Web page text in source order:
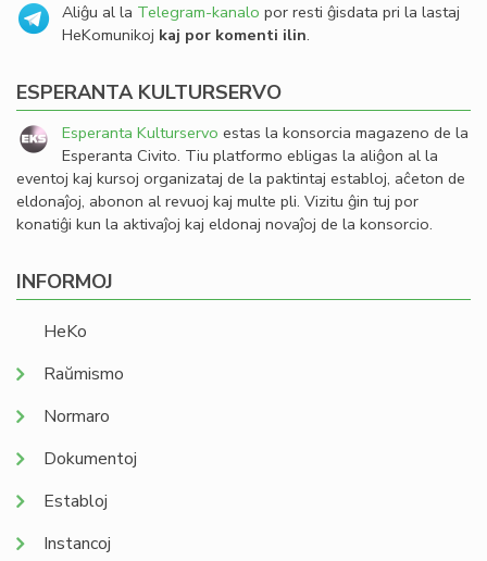
Aliĝu al la Telegram-kanalo por resti ĝisdata pri la lastaj
HeKomunikoj kaj por komenti ilin.
ESPERANTA KULTURSERVO
Esperanta Kulturservo estas la konsorcia magazeno de la
Esperanta Civito. Tiu platformo ebligas la aliĝon al la
eventoj kaj kursoj organizataj de la paktintaj establoj, aĉeton de
eldonaĵoj, abonon al revuoj kaj multe pli. Vizitu ĝin tuj por
konatiĝi kun la aktivaĵoj kaj eldonaj novaĵoj de la konsorcio.
INFORMOJ
HeKo
Raŭmismo
Normaro
Dokumentoj
Establoj
Instancoj